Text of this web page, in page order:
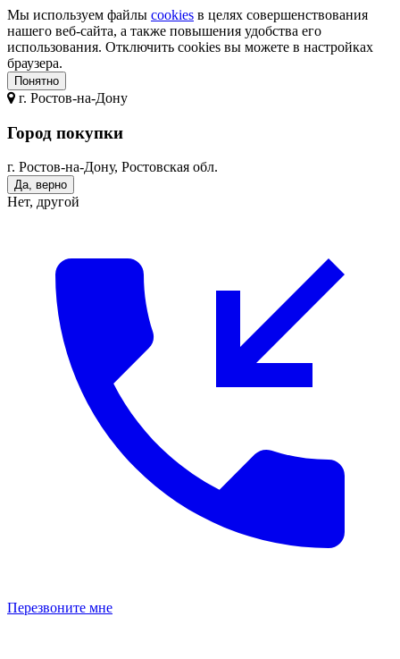
Мы используем файлы cookies в целях совершенствования
нашего веб-сайта, а также повышения удобства его
использования. Отключить cookies вы можете в настройках
браузера.
Понятно
г. Ростов-на-Дону
Город покупки
г. Ростов-на-Дону, Ростовская обл.
Да, верно
Нет, другой
Перезвоните мне